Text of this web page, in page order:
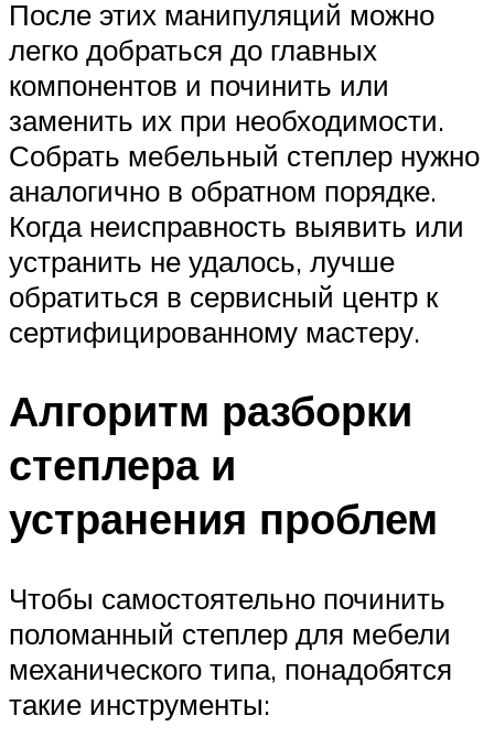
После этих манипуляций можно
легко добраться до главных
компонентов и починить или
заменить их при необходимости.
Собрать мебельный степлер нужно
аналогично в обратном порядке.
Когда неисправность выявить или
устранить не удалось, лучше
обратиться в сервисный центр к
сертифицированному мастеру.
Алгоритм разборки
степлера и
устранения проблем
Чтобы самостоятельно починить
поломанный степлер для мебели
механического типа, понадобятся
такие инструменты: